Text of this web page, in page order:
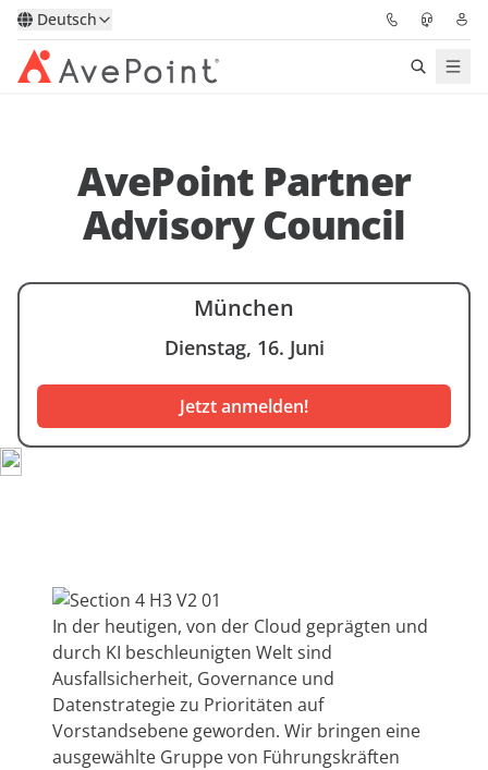
Deutsch
Confidence Platform
Für Partner
AvePoint Partner
Advisory Council
München
Dienstag, 16. Juni
Jetzt anmelden!
In der heutigen, von der Cloud geprägten und
durch KI beschleunigten Welt sind
Ausfallsicherheit, Governance und
Datenstrategie zu Prioritäten auf
Vorstandsebene geworden. Wir bringen eine
ausgewählte Gruppe von Führungskräften